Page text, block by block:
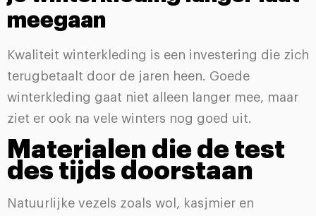
meegaan
Kwaliteit winterkleding is een investering die zich
terugbetaalt door de jaren heen. Goede
winterkleding gaat niet alleen langer mee, maar
ziet er ook na vele winters nog goed uit.
Materialen die de test
des tijds doorstaan
Natuurlijke vezels zoals wol, kasjmier en